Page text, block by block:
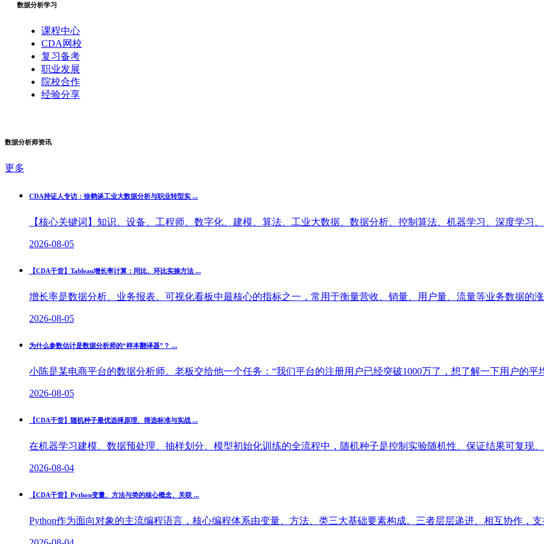
数据分析学习
课程中心
CDA网校
复习备考
职业发展
院校合作
经验分享
数据分析师资讯
更多
CDA持证人专访：徐鹤谈工业大数据分析与职业转型实 ...
【核心关键词】知识、设备、工程师、数字化、建模、算法、工业大数据、数据分析、控制算法、机器学习、深度学习
2026-08-05
【CDA干货】Tableau增长率计算：同比、环比实操方法 ...
增长率是数据分析、业务报表、可视化看板中最核心的指标之一，常用于衡量营收、销量、用户量、流量等业务数据的
2026-08-05
为什么参数估计是数据分析师的“样本翻译器”？ ...
小陈是某电商平台的数据分析师。老板交给他一个任务：“我们平台的注册用户已经突破1000万了，想了解一下用户的平
2026-08-05
【CDA干货】随机种子最优选择原理、筛选标准与实战 ...
在机器学习建模、数据预处理、抽样划分、模型初始化训练的全流程中，随机种子是控制实验随机性、保证结果可复现
2026-08-04
【CDA干货】Python变量、方法与类的核心概念、关联 ...
Python作为面向对象的主流编程语言，核心编程体系由变量、方法、类三大基础要素构成。三者层层递进、相互协作，